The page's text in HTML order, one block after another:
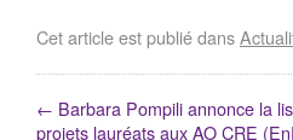
Cet article est publié dans
← Barbara Pompili annonce la
projets lauréats aux AO CRE